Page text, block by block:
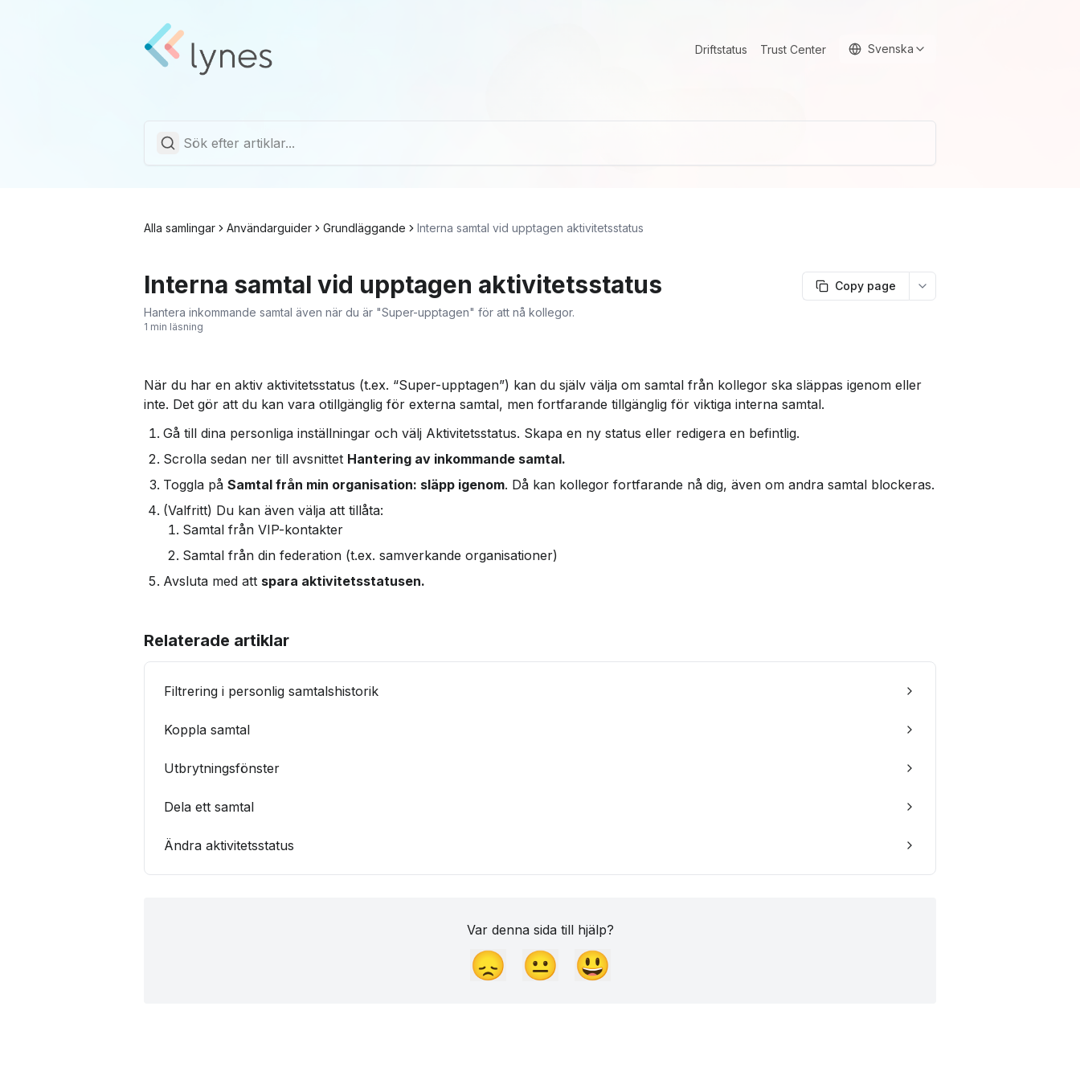
Driftstatus Trust Center Svenska
Alla samlingar Användarguider Grundläggande Interna samtal vid upptagen aktivitetsstatus
Interna samtal vid upptagen aktivitetsstatus Copy page
More options
Hantera inkommande samtal även när du är "Super-upptagen" för att nå kollegor.
1 min läsning
När du har en aktiv aktivitetsstatus (t.ex. “Super-upptagen”) kan du själv välja om samtal från kollegor ska släppas igenom eller
inte. Det gör att du kan vara otillgänglig för externa samtal, men fortfarande tillgänglig för viktiga interna samtal.
Gå till dina personliga inställningar och välj Aktivitetsstatus. Skapa en ny status eller redigera en befintlig.
Scrolla sedan ner till avsnittet Hantering av inkommande samtal.
Toggla på Samtal från min organisation: släpp igenom. Då kan kollegor fortfarande nå dig, även om andra samtal blockeras.
(Valfritt) Du kan även välja att tillåta:
Samtal från VIP-kontakter
Samtal från din federation (t.ex. samverkande organisationer)
Avsluta med att spara aktivitetsstatusen.
Relaterade artiklar
Filtrering i personlig samtalshistorik
Koppla samtal
Utbrytningsfönster
Dela ett samtal
Ändra aktivitetsstatus
Var denna sida till hjälp?
😞 😐 😃